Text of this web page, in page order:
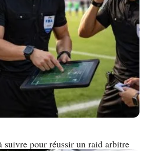
suivre pour réussir un raid arbitre